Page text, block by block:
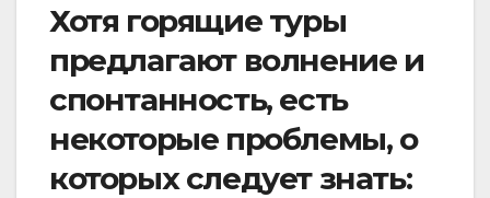
Хотя горящие туры
предлагают волнение и
спонтанность, есть
некоторые проблемы, о
которых следует знать: